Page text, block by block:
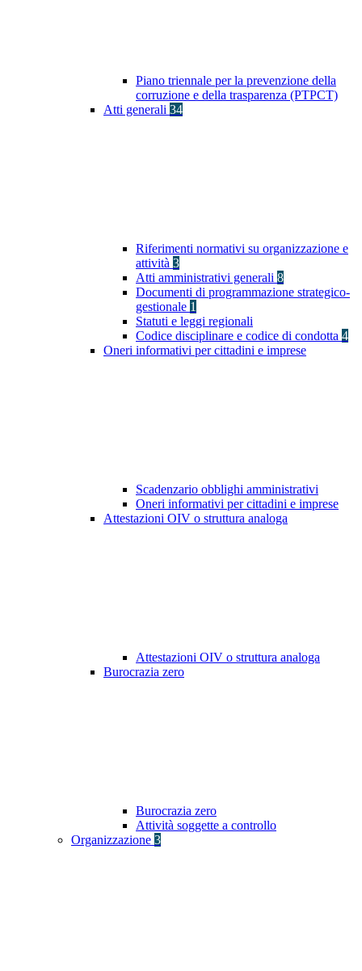
Piano triennale per la prevenzione della
corruzione e della trasparenza (PTPCT)
Atti generali 34
Riferimenti normativi su organizzazione e
attività 3
Atti amministrativi generali 8
Documenti di programmazione strategico-
gestionale 1
Statuti e leggi regionali
Codice disciplinare e codice di condotta 4
Oneri informativi per cittadini e imprese
Scadenzario obblighi amministrativi
Oneri informativi per cittadini e imprese
Attestazioni OIV o struttura analoga
Attestazioni OIV o struttura analoga
Burocrazia zero
Burocrazia zero
Attività soggette a controllo
Organizzazione 3